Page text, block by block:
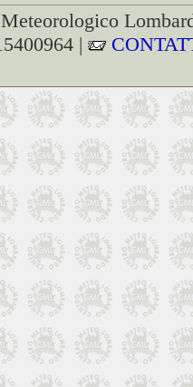
|